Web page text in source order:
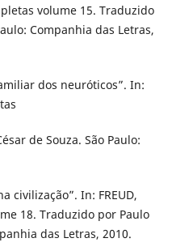
volume 15. Traduzido
Companhia das Letras,
dos neuróticos”. In:
de Souza. São Paulo:
civilização”. In: FREUD,
18. Traduzido por Paulo
das Letras, 2010.